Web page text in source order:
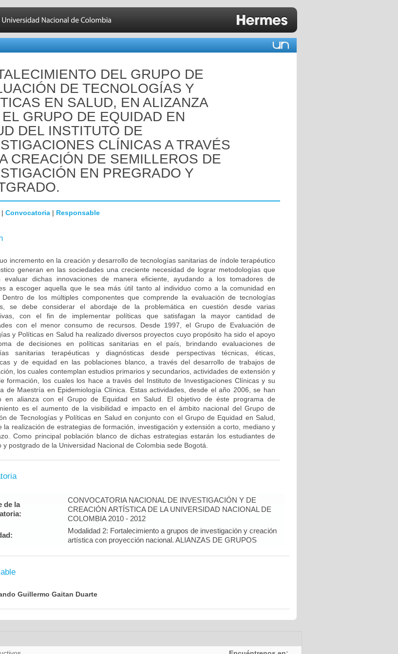
DEL GRUPO DE
DE TECNOLOGÍAS Y
EN SALUD, EN ALIZANZA
GRUPO DE EQUIDAD EN
DEL INSTITUTO DE
CLÍNICAS A TRAVÉS
CREACIÓN DE SEMILLEROS DE
EN PREGRADO Y
| Convocatoria | Responsable
incremento en la creación y desarrollo de tecnologías sanitarias de índole terapéutico
generan en las sociedades una creciente necesidad de lograr metodologías que
evaluar dichas innovaciones de manera eficiente, ayudando a los tomadores de
a escoger aquella que le sea más útil tanto al individuo como a la comunidad en
Dentro de los múltiples componentes que comprende la evaluación de tecnologías
se debe considerar el abordaje de la problemática en cuestión desde varias
con el fin de implementar políticas que satisfagan la mayor cantidad de
con el menor consumo de recursos. Desde 1997, el Grupo de Evaluación de
y Políticas en Salud ha realizado diversos proyectos cuyo propósito ha sido el apoyo
de decisiones en políticas sanitarias en el país, brindando evaluaciones de
sanitarias terapéuticas y diagnósticas desde perspectivas técnicas, éticas,
y de equidad en las poblaciones blanco, a través del desarrollo de trabajos de
los cuales contemplan estudios primarios y secundarios, actividades de extensión y
formación, los cuales los hace a través del Instituto de Investigaciones Clínicas y su
de Maestría en Epidemiología Clínica. Estas actividades, desde el año 2006, se han
en alianza con el Grupo de Equidad en Salud. El objetivo de éste programa de
es el aumento de la visibilidad e impacto en el ámbito nacional del Grupo de
de Tecnologías y Políticas en Salud en conjunto con el Grupo de Equidad en Salud,
la realización de estrategias de formación, investigación y extensión a corto, mediano y
Como principal población blanco de dichas estrategias estarán los estudiantes de
y postgrado de la Universidad Nacional de Colombia sede Bogotá.
de la
CONVOCATORIA NACIONAL DE INVESTIGACIÓN Y DE
CREACIÓN ARTÍSTICA DE LA UNIVERSIDAD NACIONAL DE
COLOMBIA 2010 - 2012
Modalidad 2: Fortalecimiento a grupos de investigación y creación
artística con proyección nacional. ALIANZAS DE GRUPOS
Guillermo Gaitan Duarte